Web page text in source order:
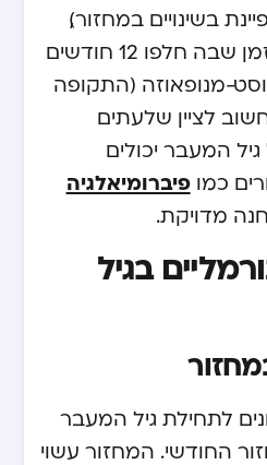
בשינויים במחזור),
מנופאוזה (הנקודה בזמן שבה חלפו 12 חודשים
מנופאוזה (התקופה
לציין שלעתים
המעבר יכולים
כמופיברומיאלגיה
מדויקת.
בגיל
לתחילת גיל המעבר
החודשי. המחזור עשוי